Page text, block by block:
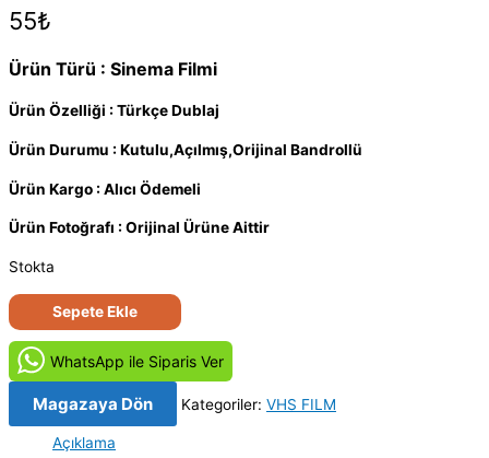
55₺
Ürün Türü : Sinema Filmi
Ürün Özelliği : Türkçe Dublaj
Ürün Durumu : Kutulu,Açılmış,Orijinal Bandrollü
Ürün Kargo : Alıcı Ödemeli
Ürün Fotoğrafı : Orijinal Ürüne Aittir
Stokta
Beyaz
Tuzak
White
Cargo
(1996)
Sepete Ekle
WhatsApp ile Siparis Ver
Magazaya Dön Kategoriler: VHS FILM
Açıklama